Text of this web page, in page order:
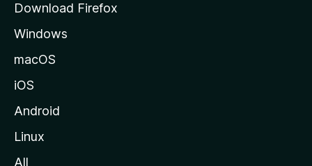
á
r
Download Firefox
Windows
macOS
iOS
Android
Linux
All